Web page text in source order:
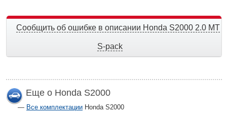
Сообщить об ошибке в описании Honda S2000 2.0 MT
S-pack
Еще о Honda S2000
Все комплектации Honda S2000